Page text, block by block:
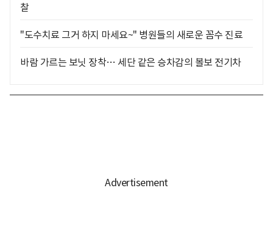
찰
"도수치료 그거 하지 마세요~" 병원들의 새로운 꼼수 진료
바람 가르는 보닛 장착… 세단 같은 승차감의 볼보 전기차